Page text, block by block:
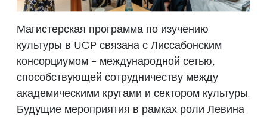
Магистерская программа по изучению
культуры в UCP связана с Лиссабонским
консорциумом - международной сетью,
способствующей сотрудничеству между
академическими кругами и сектором культуры.
Будущие мероприятия в рамках роли Левина